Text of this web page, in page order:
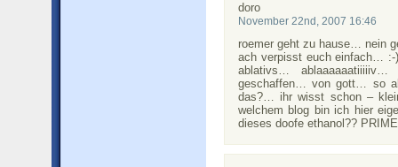
doro
November 22nd, 2007 16:46
roemer geht zu hause… nein
ach verpisst euch einfach… :-
ablativs…
geschaffen… von gott… so
das?… ihr wisst schon –
welchem blog bin ich hier
dieses doofe ethanol??